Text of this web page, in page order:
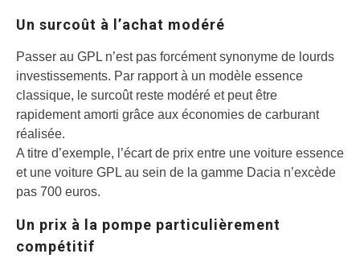
Un surcoût à l’achat modéré
Passer au GPL n’est pas forcément synonyme de lourds
investissements. Par rapport à un modèle essence
classique, le surcoût reste modéré et peut être
rapidement amorti grâce aux économies de carburant
réalisée.
A titre d’exemple, l’écart de prix entre une voiture essence
et une voiture GPL au sein de la gamme Dacia n’excède
pas 700 euros.
Un prix à la pompe particulièrement
compétitif